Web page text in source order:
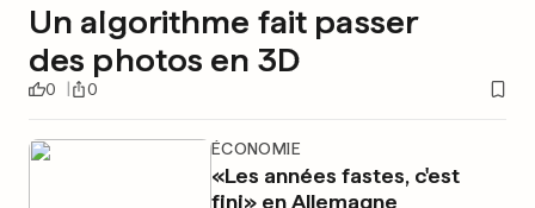
Un algorithme fait passer
des photos en 3D
0 0
ÉCONOMIE
«Les années fastes, c'est
fini» en Allemagne